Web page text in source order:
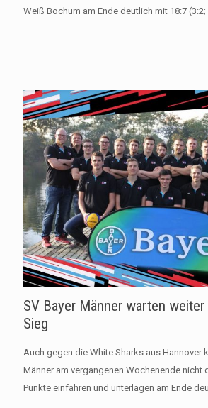
Weiß Bochum am Ende deutlich mit 18:7 (3:2;
SV Bayer Männer warten
Sieg
Auch gegen die White Sharks aus Hannover
Männer am vergangenen Wochenende nicht
Punkte einfahren und unterlagen am Ende